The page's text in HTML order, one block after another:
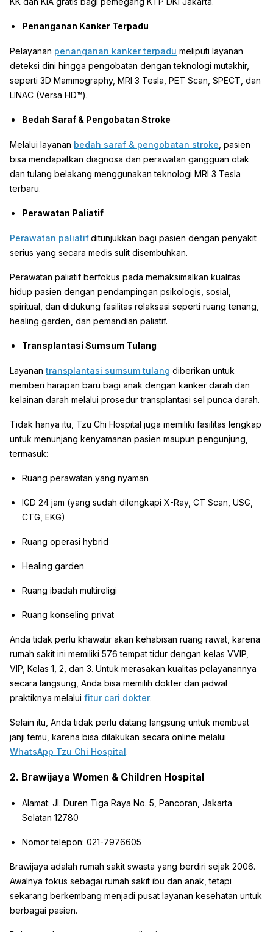
Penanganan Kanker Terpadu
Pelayanan penanganan kanker terpadu meliputi layanan
deteksi dini hingga pengobatan dengan teknologi mutakhir,
seperti 3D Mammography, MRI 3 Tesla, PET Scan, SPECT, dan
LINAC (Versa HD™).
Bedah Saraf & Pengobatan Stroke
Melalui layanan bedah saraf & pengobatan stroke , pasien
bisa mendapatkan diagnosa dan perawatan gangguan otak
dan tulang belakang menggunakan teknologi MRI 3 Tesla
terbaru.
Perawatan Paliatif
Perawatan paliatifditunjukkan bagi pasien dengan penyakit
serius yang secara medis sulit disembuhkan.
Perawatan paliatif berfokus pada memaksimalkan kualitas
hidup pasien dengan pendampingan psikologis, sosial,
spiritual, dan didukung fasilitas relaksasi seperti ruang tenang,
healing garden, dan pemandian paliatif.
Transplantasi Sumsum Tulang
Layanantransplantasi sumsum tulang diberikan untuk
memberi harapan baru bagi anak dengan kanker darah dan
kelainan darah melalui prosedur transplantasi sel punca darah.
Tidak hanya itu, Tzu Chi Hospital juga memiliki fasilitas lengkap
untuk menunjang kenyamanan pasien maupun pengunjung,
termasuk:
Ruang perawatan yang nyaman
IGD 24 jam (yang sudah dilengkapi X-Ray, CT Scan, USG,
CTG, EKG)
Ruang operasi hybrid
Healing garden
Ruang ibadah multireligi
Ruang konseling privat
Anda tidak perlu khawatir akan kehabisan ruang rawat, karena
rumah sakit ini memiliki 576 tempat tidur dengan kelas VVIP,
VIP, Kelas 1, 2, dan 3. Untuk merasakan kualitas pelayanannya
secara langsung, Anda bisa memilih dokter dan jadwal
praktiknya melalui fitur cari dokter.
Selain itu, Anda tidak perlu datang langsung untuk membuat
janji temu, karena bisa dilakukan secara online melalui
WhatsApp Tzu Chi Hospital.
2. Brawijaya Women & Children Hospital
Alamat: Jl. Duren Tiga Raya No. 5, Pancoran, Jakarta
Selatan 12780
Nomor telepon: 021-7976605
Brawijaya adalah rumah sakit swasta yang berdiri sejak 2006.
Awalnya fokus sebagai rumah sakit ibu dan anak, tetapi
sekarang berkembang menjadi pusat layanan kesehatan untuk
berbagai pasien.